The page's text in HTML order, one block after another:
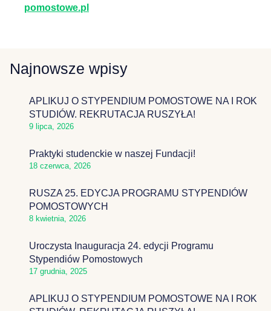
pomostowe.pl
Najnowsze wpisy
APLIKUJ O STYPENDIUM POMOSTOWE NA I ROK
STUDIÓW. REKRUTACJA RUSZYŁA!
9 lipca, 2026
Praktyki studenckie w naszej Fundacji!
18 czerwca, 2026
RUSZA 25. EDYCJA PROGRAMU STYPENDIÓW
POMOSTOWYCH
8 kwietnia, 2026
Uroczysta Inauguracja 24. edycji Programu
Stypendiów Pomostowych
17 grudnia, 2025
APLIKUJ O STYPENDIUM POMOSTOWE NA I ROK